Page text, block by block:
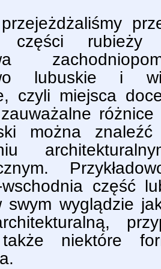
części rubieży
lubuskie i
czyli miejsca
można
wschodnia część
swym wyglądzie
niektóre